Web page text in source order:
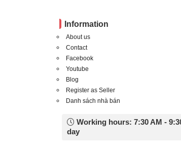
Information
About us
Contact
Facebook
Youtube
Blog
Register as Seller
Danh sách nhà bán
Working hours: 7:30 AM -
day